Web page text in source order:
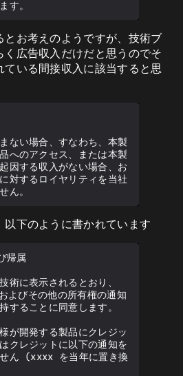
とお考えのようですが、技術ブ
く広告収入だけだと思うのでそ
ている間接収入に該当すると思
ない場合、すなわち、本製
へのアクセス、または本製
因する収入がない場合、お
対するロイヤリティを当社
以下のように書かれています
帰属
術に表示されるとおり、
よびその他の所有権の通知
することに同意します。
が開発する製品にクレジッ
クレジットに以下の通知を
せん (xxxx を当年に置き換